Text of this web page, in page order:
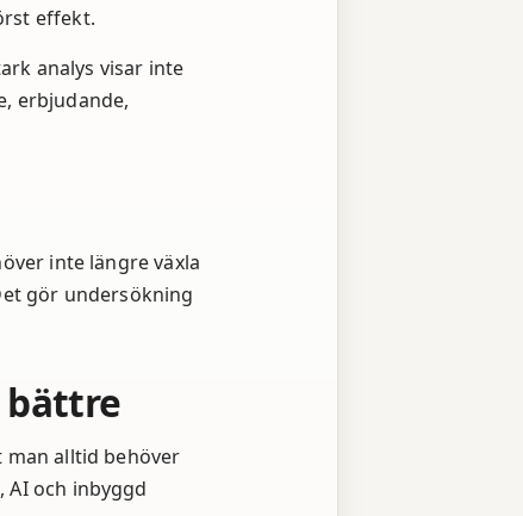
effekt.
analys visar inte
erbjudande,
inte längre växla
gör undersökning
bättre
alltid behöver
och inbyggd